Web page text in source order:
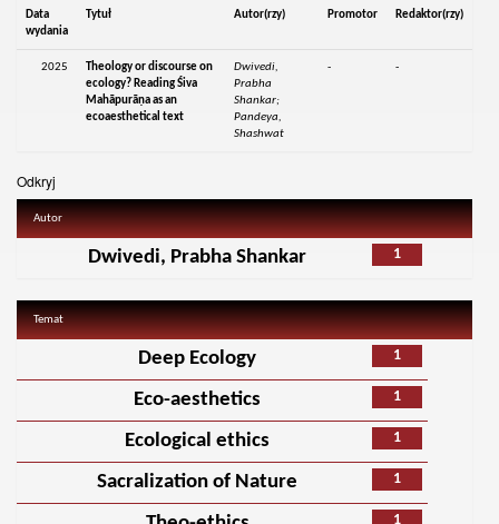
Data
wydania
Tytuł Autor(rzy) Promotor Redaktor(rzy)
2025
Theology or discourse on
ecology? Reading Śiva
Mahāpurāṇa as an
ecoaesthetical text
Dwivedi,
Prabha
Shankar;
Pandeya,
Shashwat
- -
Odkryj
Autor
1
Dwivedi, Prabha Shankar
Temat
1
Deep Ecology
1
Eco-aesthetics
1
Ecological ethics
1
Sacralization of Nature
1